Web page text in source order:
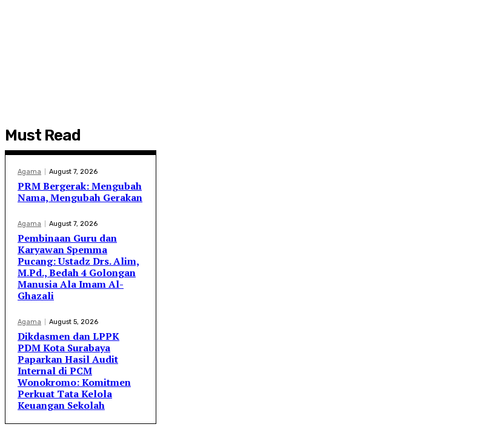
Must Read
Agama August 7, 2026
PRM Bergerak: Mengubah
Nama, Mengubah Gerakan
Agama August 7, 2026
Pembinaan Guru dan
Karyawan Spemma
Pucang: Ustadz Drs. Alim,
M.Pd., Bedah 4 Golongan
Manusia Ala Imam Al-
Ghazali
Agama August 5, 2026
Dikdasmen dan LPPK
PDM Kota Surabaya
Paparkan Hasil Audit
Internal di PCM
Wonokromo: Komitmen
Perkuat Tata Kelola
Keuangan Sekolah